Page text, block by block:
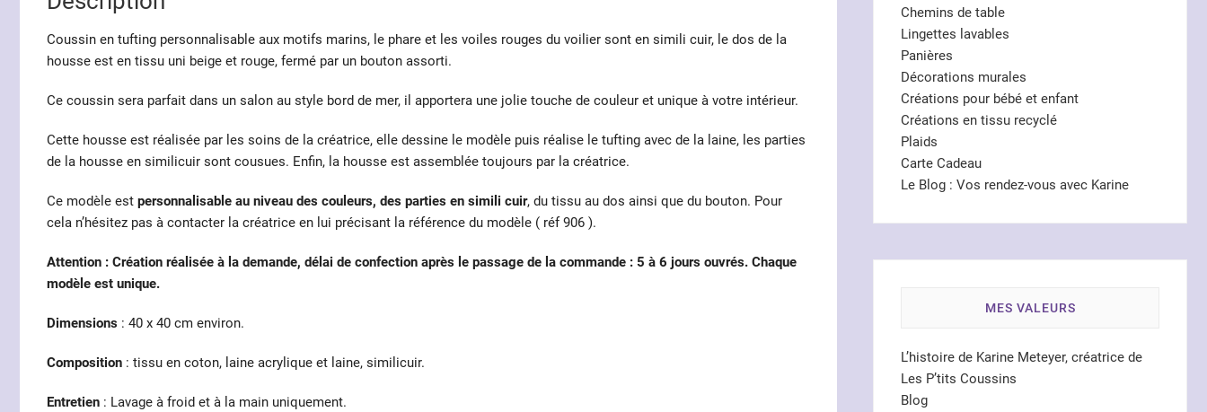
Coussin en tufting personnalisable aux motifs marins, le phare et les voiles rouges du voilier sont en simili cuir, le dos de la
housse est en tissu uni beige et rouge, fermé par un bouton assorti.
Ce coussin sera parfait dans un salon au style bord de mer, il apportera une jolie touche de couleur et unique à votre intérieur.
Cette housse est réalisée par les soins de la créatrice, elle dessine le modèle puis réalise le tufting avec de la laine, les parties
de la housse en similicuir sont cousues. Enfin, la housse est assemblée toujours par la créatrice.
Ce modèle est personnalisable au niveau des couleurs, des parties en simili cuir, du tissu au dos ainsi que du bouton. Pour
cela n’hésitez pas à contacter la créatrice en lui précisant la référence du modèle ( réf 906 ).
Attention : Création réalisée à la demande, délai de confection après le passage de la commande : 5 à 6 jours ouvrés. Chaque
modèle est unique.
Dimensions : 40 x 40 cm environ.
Composition : tissu en coton, laine acrylique et laine, similicuir.
Entretien : Lavage à froid et à la main uniquement.
Chemins de table
Lingettes lavables
Panières
Décorations murales
Créations pour bébé et enfant
Créations en tissu recyclé
Plaids
Carte Cadeau
Le Blog : Vos rendez-vous avec Karine
MES VALEURS
L’histoire de Karine Meteyer, créatrice de
Les P’tits Coussins
Blog